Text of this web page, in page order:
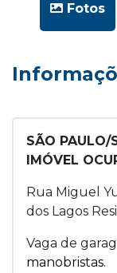
Fotos
SÃO PAULO/
IMÓVEL
Rua Miguel
dos Lagos
Vaga de
manobristas.